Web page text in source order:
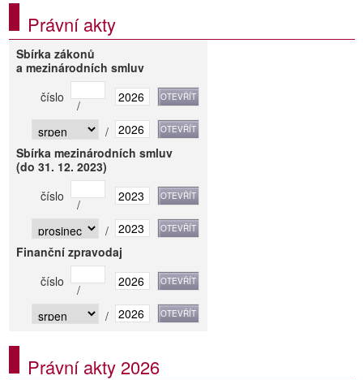
Právní akty
Sbírka zákonů
a mezinárodních smluv
číslo
/
/
Sbírka mezinárodních smluv
(do 31. 12. 2023)
číslo
/
/
Finanční zpravodaj
číslo
/
/
Právní akty 2026